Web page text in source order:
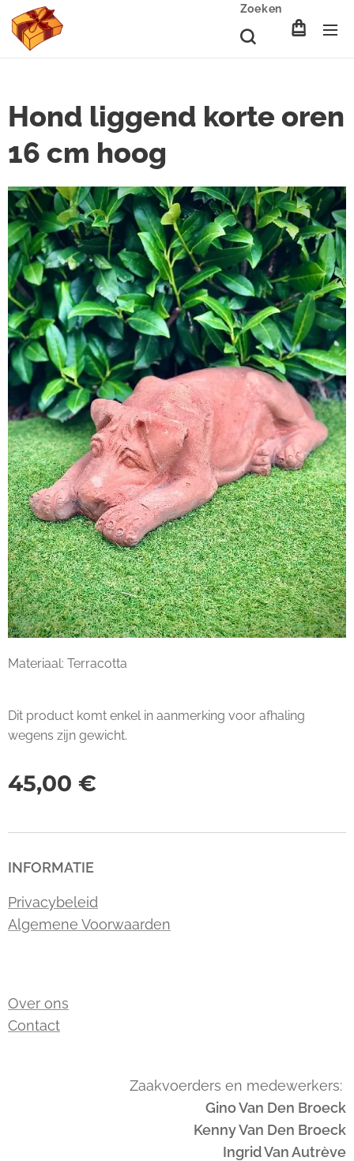
Zoeken
Hond liggend korte oren
16 cm hoog
Materiaal: Terracotta
Dit product komt enkel in aanmerking voor afhaling
wegens zijn gewicht.
45,00 €
INFORMATIE
Privacybeleid
Algemene Voorwaarden
Over ons
Contact
Zaakvoerders en medewerkers:
Gino Van Den Broeck
Kenny Van Den Broeck
Ingrid Van Autrève